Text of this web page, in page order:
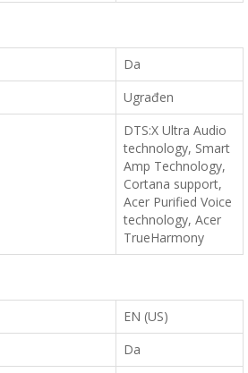
Da
Ugrađen
DTS:X Ultra Audio
technology, Smart
Amp Technology,
Cortana support,
Acer Purified Voice
technology, Acer
TrueHarmony
EN (US)
Da